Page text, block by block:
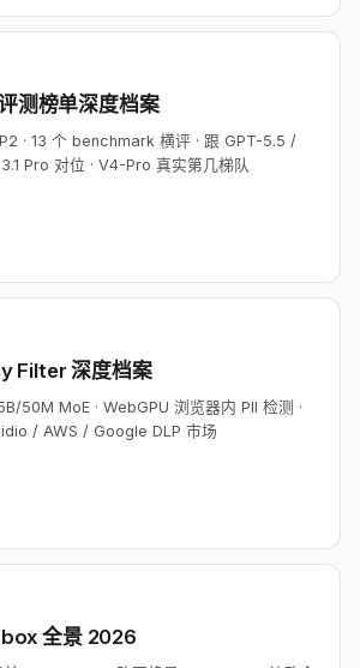
测榜单深度档案
· 13 个 benchmark 横评 · 跟 GPT-5.5 /
Pro 对位 · V4-Pro 真实第几梯队
Filter 深度档案
50M MoE · WebGPU 浏览器内 PII 检测 ·
/ AWS / Google DLP 市场
全景 2026